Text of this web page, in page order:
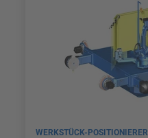
WERKSTÜCK-POSITIONIERER